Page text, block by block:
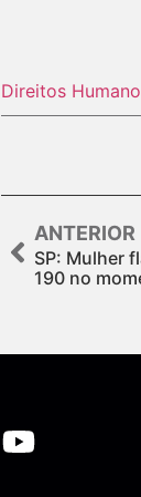
Direitos
ANTERIOR
SP: Mulher
190 no